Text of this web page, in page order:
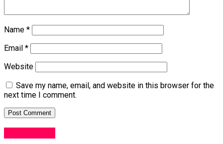
Name *
Email *
Website
Save my name, email, and website in this browser for the
next time I comment.